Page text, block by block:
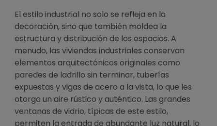
El estilo industrial no solo se refleja en la
decoración, sino que también moldea la
estructura y distribución de los espacios. A
menudo, las viviendas industriales conservan
elementos arquitectónicos originales como
paredes de ladrillo sin terminar, tuberías
expuestas y vigas de acero a la vista, lo que les
otorga un aire rústico y auténtico. Las grandes
ventanas de vidrio, típicas de este estilo,
permiten la entrada de abundante luz natural, lo